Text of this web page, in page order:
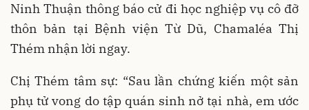
Ninh Thuận thông báo cử đi học nghiệp vụ cô đỡ
thôn bản tại Bệnh viện Từ Dũ, Chamaléa Thị
Thém nhận lời ngay.
Chị Thém tâm sự: “Sau lần chứng kiến một sản
phụ tử vong do tập quán sinh nở tại nhà, em ước